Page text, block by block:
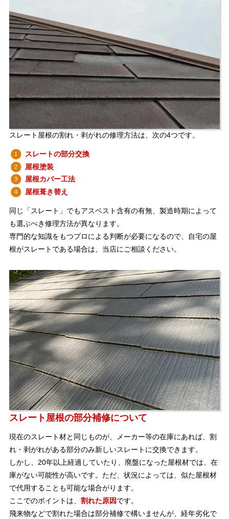
スレート屋根の割れ・剥がれの修理方法は、次の4つです。
スレートの部分交換
屋根塗装
屋根カバー工法
屋根葺き替え
同じ「スレート」でもアスベスト含有の有無、製造時期によって
も選ぶべき修理方法が異なります。
専門的な知識をもつプロによる判断が必要になるので、自宅の屋
根がスレートである場合は、当店にご相談ください。
スレート屋根の部分補修について
現在のスレート材と同じものが、メーカー等の在庫にあれば、割
れ・剥がれがある部分のみ新しいスレートに交換できます。
しかし、20年以上経過していたり、廃盤になった屋根材では、在
庫がない可能性が高いです。ただ、状況によっては、似た屋根材
で代用することも可能な場合がります。
ここでのポイントは、 割れた原因です。
飛来物などで割れた場合は部分補修で構いませんが、経年劣化で